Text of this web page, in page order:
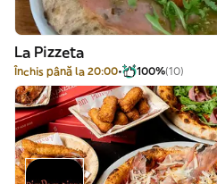
La Pizzeta
Închis până la 20:00 100%(10)